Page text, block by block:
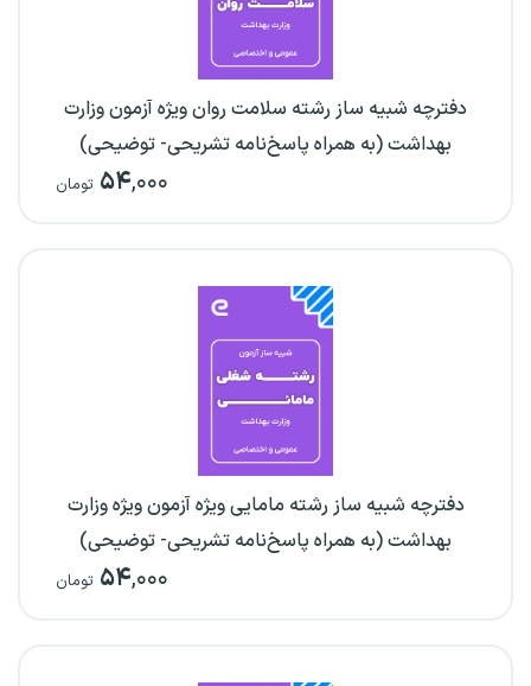
دفترچه شبیه ساز رشته سلامت روان ویژه آزمون وزارت
بهداشت (به همراه پاسخ‌نامه تشریحی- توضیحی)
۵۴,۰۰۰ تومان
دفترچه شبیه ساز رشته مامایی ویژه آزمون ویژه وزارت
بهداشت (به همراه پاسخ‌نامه تشریحی- توضیحی)
۵۴,۰۰۰ تومان